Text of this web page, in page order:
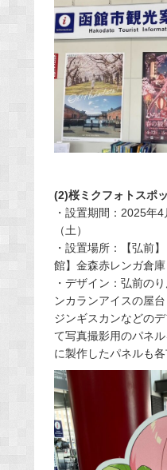
(2)桜ミクフォトスポ
・設置期間：2025年
（土）
・設置場所：【弘前
館】金森赤レンガ倉庫
・デザイン：弘前の
ンカランアイスの屋
ジンギスカンなどの
て写真撮影用のパネ
に製作したパネルも各